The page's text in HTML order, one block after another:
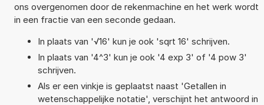
ons overgenomen door de rekenmachine en het werk wordt
in een fractie van een seconde gedaan.
In plaats van '√16' kun je ook 'sqrt 16' schrijven.
In plaats van '4^3' kun je ook '4 exp 3' of '4 pow 3'
schrijven.
Als er een vinkje is geplaatst naast 'Getallen in
wetenschappelijke notatie', verschijnt het antwoord in